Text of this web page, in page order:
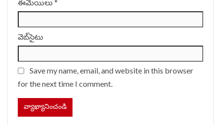
ఈమెయిలు *
వెబ్‌సైటు
Save my name, email, and website in this browser
for the next time I comment.